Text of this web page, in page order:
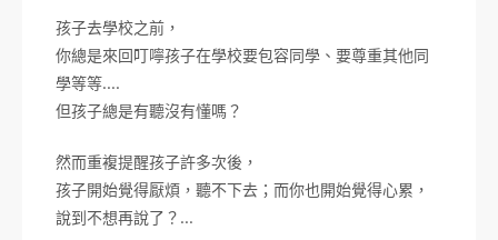
孩子去學校之前，
你總是來回叮嚀孩子在學校要包容同學、要尊重其他同
學等等….
但孩子總是有聽沒有懂嗎？
然而重複提醒孩子許多次後，
孩子開始覺得厭煩，聽不下去；而你也開始覺得心累，
說到不想再說了？…